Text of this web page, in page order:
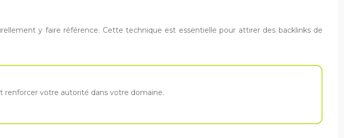
y faire référence. Cette technique est essentielle pour attirer des backlinks de
renforcer votre autorité dans votre domaine.